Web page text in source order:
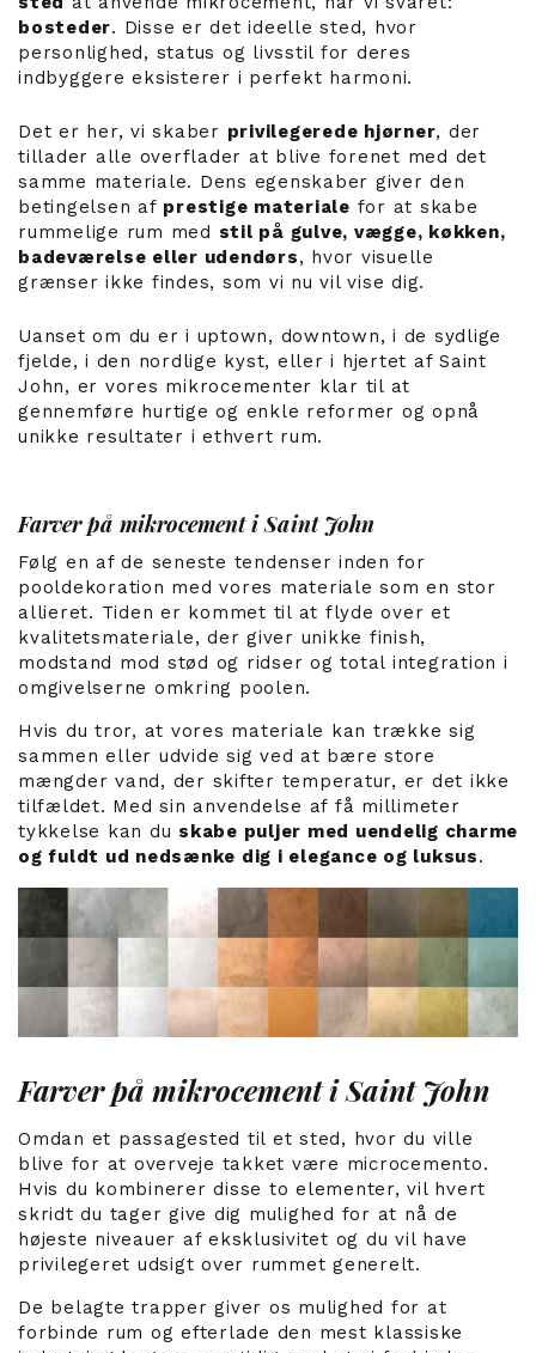
bosteder. Disse er det ideelle sted, hvor
personlighed, status og livsstil for deres
indbyggere eksisterer i perfekt harmoni.
Det er her, vi skaber privilegerede hjørner, der
tillader alle overflader at blive forenet med det
samme materiale. Dens egenskaber giver den
betingelsen af prestige materiale for at skabe
rummelige rum med stil på gulve, vægge, køkken,
badeværelse eller udendørs, hvor visuelle
grænser ikke findes, som vi nu vil vise dig.
Uanset om du er i uptown, downtown, i de sydlige
fjelde, i den nordlige kyst, eller i hjertet af Saint
John, er vores mikrocementer klar til at
gennemføre hurtige og enkle reformer og opnå
unikke resultater i ethvert rum.
Farver på mikrocement i Saint John
Følg en af de seneste tendenser inden for
pooldekoration med vores materiale som en stor
allieret. Tiden er kommet til at flyde over et
kvalitetsmateriale, der giver unikke finish,
modstand mod stød og ridser og total integration i
omgivelserne omkring poolen.
Hvis du tror, at vores materiale kan trække sig
sammen eller udvide sig ved at bære store
mængder vand, der skifter temperatur, er det ikke
tilfældet. Med sin anvendelse af få millimeter
tykkelse kan du skabe puljer med uendelig charme
og fuldt ud nedsænke dig i elegance og luksus.
Farver på mikrocement i Saint John
Omdan et passagested til et sted, hvor du ville
blive for at overveje takket være microcemento.
Hvis du kombinerer disse to elementer, vil hvert
skridt du tager give dig mulighed for at nå de
højeste niveauer af eksklusivitet og du vil have
privilegeret udsigt over rummet generelt.
De belagte trapper giver os mulighed for at
forbinde rum og efterlade den mest klassiske